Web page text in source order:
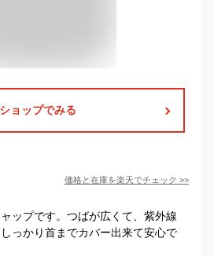
ショップでみる
価格と在庫を楽天でチェック >>
ップです。つばが広くて、紫外線
っかり首までカバー出来て安心で